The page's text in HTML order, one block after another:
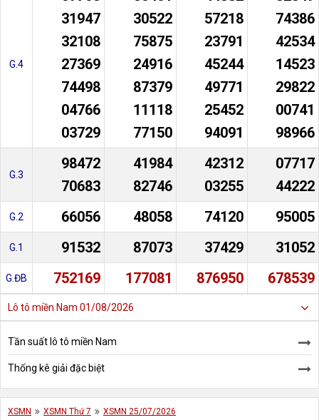
G.4
31947
32108
27369
74498
04766
03729
30522
75875
24916
87379
11118
77150
57218
23791
45244
49771
25452
94091
74386
42534
14523
29822
00741
98966
G.3
98472
70683
41984
82746
42312
03255
07717
44222
G.2 66056 48058 74120 95005
G.1 91532 87073 37429 31052
G.ĐB 752169 177081 876950 678539
Lô tô miền Nam 01/08/2026
Tần suất lô tô miền Nam
Thống kê giải đặc biệt
XSMN XSMN Thứ 7 XSMN 25/07/2026